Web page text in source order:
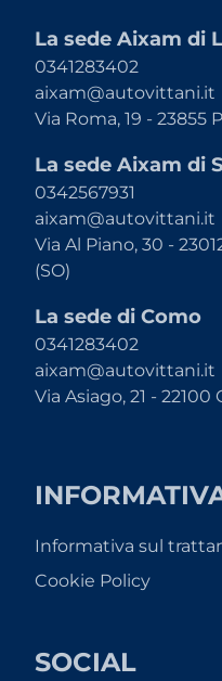
La sede Aixam di
0341283402
aixam@autovittani.it
Via Roma, 19 - 23855
La sede Aixam di
0342567931
aixam@autovittani.it
Via Al Piano, 30 -
(SO)
La sede di Como
0341283402
aixam@autovittani.it
Via Asiago, 21 - 22100
Informativa sul
Cookie Policy
SOCIAL